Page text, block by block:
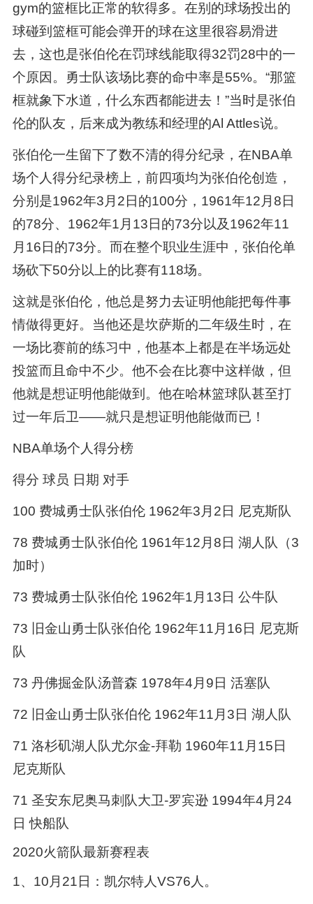
gym的篮框比正常的软得多。在别的球场投出的
球碰到篮框可能会弹开的球在这里很容易滑进
去，这也是张伯伦在罚球线能取得32罚28中的一
个原因。勇士队该场比赛的命中率是55%。“那篮
框就象下水道，什么东西都能进去！”当时是张伯
伦的队友，后来成为教练和经理的Al Attles说。
张伯伦一生留下了数不清的得分纪录，在NBA单
场个人得分纪录榜上，前四项均为张伯伦创造，
分别是1962年3月2日的100分，1961年12月8日
的78分、1962年1月13日的73分以及1962年11
月16日的73分。而在整个职业生涯中，张伯伦单
场砍下50分以上的比赛有118场。
这就是张伯伦，他总是努力去证明他能把每件事
情做得更好。当他还是坎萨斯的二年级生时，在
一场比赛前的练习中，他基本上都是在半场远处
投篮而且命中不少。他不会在比赛中这样做，但
他就是想证明他能做到。他在哈林篮球队甚至打
过一年后卫——就只是想证明他能做而已！
NBA单场个人得分榜
得分 球员 日期 对手
100 费城勇士队张伯伦 1962年3月2日 尼克斯队
78 费城勇士队张伯伦 1961年12月8日 湖人队（3
加时）
73 费城勇士队张伯伦 1962年1月13日 公牛队
73 旧金山勇士队张伯伦 1962年11月16日 尼克斯
队
73 丹佛掘金队汤普森 1978年4月9日 活塞队
72 旧金山勇士队张伯伦 1962年11月3日 湖人队
71 洛杉矶湖人队尤尔金-拜勒 1960年11月15日
尼克斯队
71 圣安东尼奥马刺队大卫-罗宾逊 1994年4月24
日 快船队
2020火箭队最新赛程表
1、10月21日：凯尔特人VS76人。